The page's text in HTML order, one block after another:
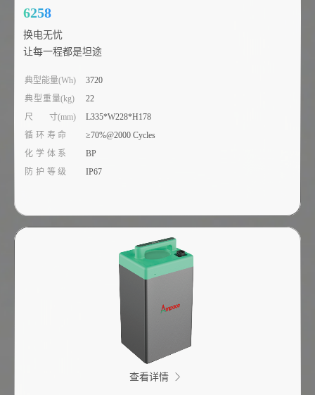
6258
换电无忧
让每一程都是坦途
典型能量(Wh)
3720
典型重量(kg)
22
尺 寸(mm)
L335*W228*H178
循环寿命
≥70%@2000 Cycles
化学体系
BP
防护等级
IP67
查看详情